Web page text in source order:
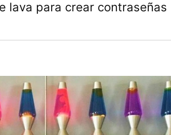
lava para crear contraseñas